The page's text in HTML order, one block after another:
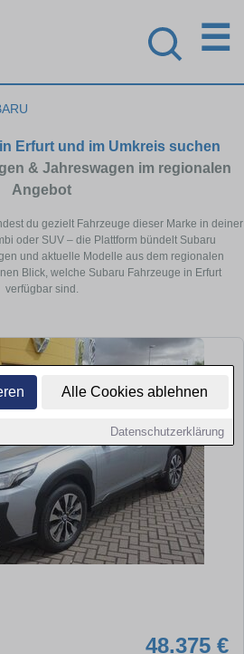
Alle Cookies ablehnen
Datenschutzerklärung
☰
Erfurt und im Umkreis suchen
& Jahreswagen im regionalen
Angebot
du gezielt Fahrzeuge dieser Marke in deiner
oder SUV – die Plattform bündelt Subaru
und aktuelle Modelle aus dem regionalen
Blick, welche Subaru Fahrzeuge in Erfurt
verfügbar sind.
48.375 €